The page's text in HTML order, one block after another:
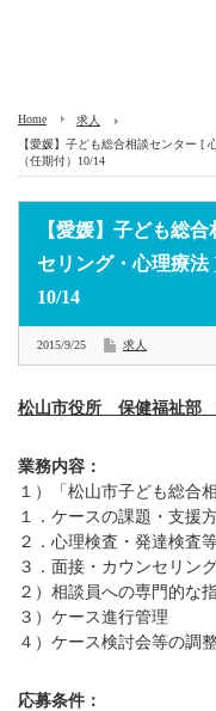
Home
求人
【愛媛】子ども総合相談センター [
（任期付）10/14
【愛媛】子ども総
セリング・心理療法
10/14
2015/9/25 求人
松山市役所 保健福祉部
業務内容：
１）「松山市子ども総合
１．ケースの課題・支援
２．心理検査・発達検査
３．面接・カウンセリン
２）相談員への専門的な
３）ケース進行管理
４）ケース検討会等の調
応募条件：